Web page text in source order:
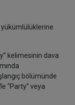
yükümlülüklerine
kelimesinin dava
bölümünde
“Party” veya